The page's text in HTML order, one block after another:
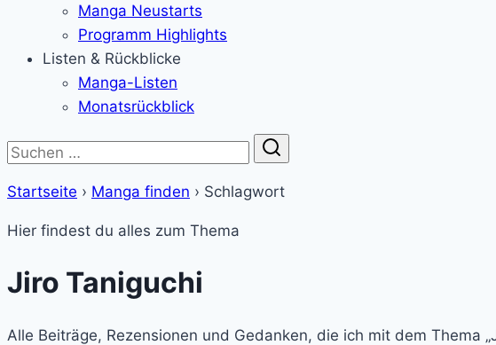
Manga Neustarts
Programm Highlights
Listen & Rückblicke
Manga-Listen
Monatsrückblick
Suche
Startseite › Manga finden › Schlagwort
Hier findest du alles zum Thema
Jiro Taniguchi
Alle Beiträge, Rezensionen und Gedanken, die ich mit dem Thema